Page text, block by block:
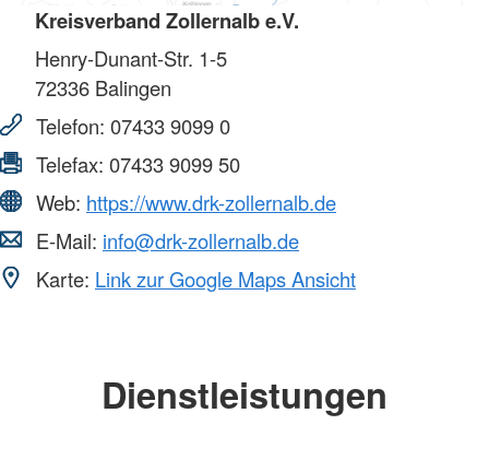
Kreisverband Zollernalb e.V.
Henry-Dunant-Str. 1-5
72336 Balingen
Telefon: 07433 9099 0
Telefax: 07433 9099 50
Web: https://www.drk-zollernalb.de
E-Mail: info@drk-zollernalb.de
Karte: Link zur Google Maps Ansicht
Dienstleistungen